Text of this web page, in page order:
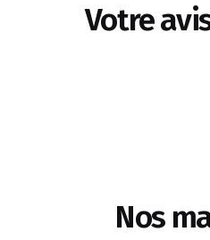
Votre
Nos